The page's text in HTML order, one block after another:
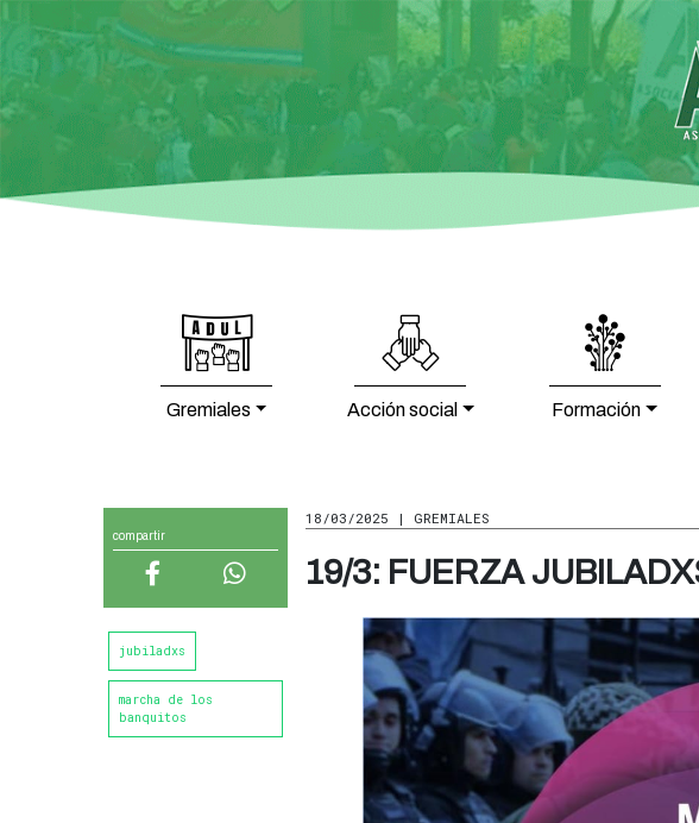
Gremiales Acción social Formación
compartir
jubiladxs
marcha de los
banquitos
18/03/2025 | GREMIALES
19/3: FUERZA